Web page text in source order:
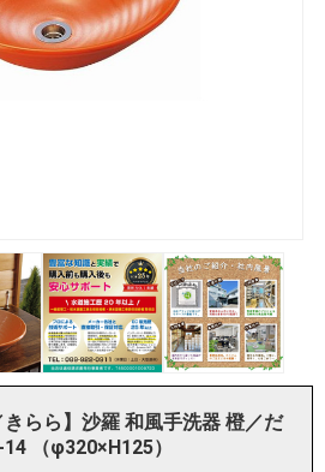
きらら】沙羅 和風手洗器 橙／だ
（φ320×H125）